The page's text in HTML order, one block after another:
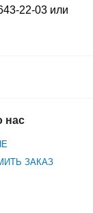
22-03 или
нас
ЗАКАЗ